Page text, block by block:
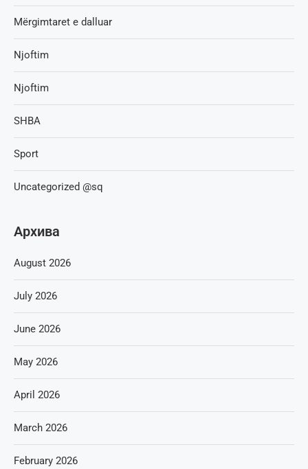
Mërgimtaret e dalluar
Njoftim
Njoftim
SHBA
Sport
Uncategorized @sq
Архива
August 2026
July 2026
June 2026
May 2026
April 2026
March 2026
February 2026